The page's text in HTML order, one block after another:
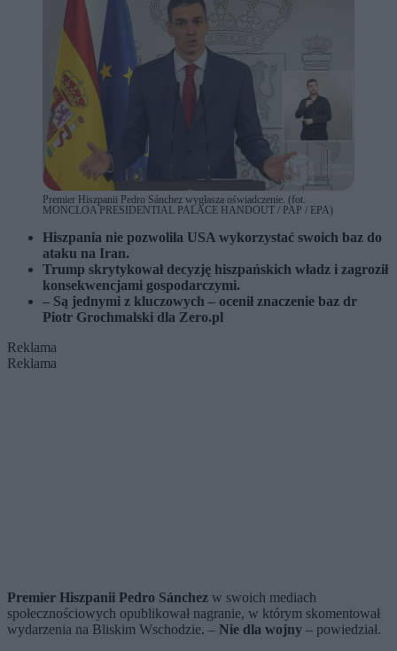
Premier Hiszpanii Pedro Sánchez wygłasza oświadczenie. (fot.
MONCLOA PRESIDENTIAL PALACE HANDOUT / PAP / EPA)
Hiszpania nie pozwoliła USA wykorzystać swoich baz do
ataku na Iran.
Trump skrytykował decyzję hiszpańskich władz i zagroził
konsekwencjami gospodarczymi.
– Są jednymi z kluczowych – ocenił znaczenie baz dr
Piotr Grochmalski dla Zero.pl
Reklama
Reklama
Premier Hiszpanii Pedro Sánchez w swoich mediach
społecznościowych opublikował nagranie, w którym skomentował
wydarzenia na Bliskim Wschodzie. – Nie dla wojny – powiedział.